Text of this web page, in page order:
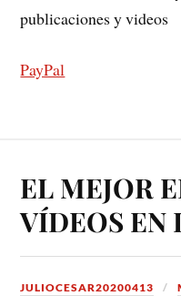
publicaciones y videos
PayPal
EL MEJOR
VÍDEOS EN
JULIOCESAR20200413